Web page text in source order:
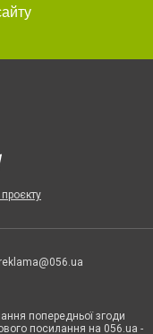
reklama@056.ua
попередньої згоди
посилання на 056.ua -